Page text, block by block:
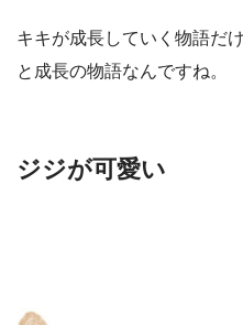
キキが成長していく物語だ
と成長の物語なんですね。
ジジが可愛い